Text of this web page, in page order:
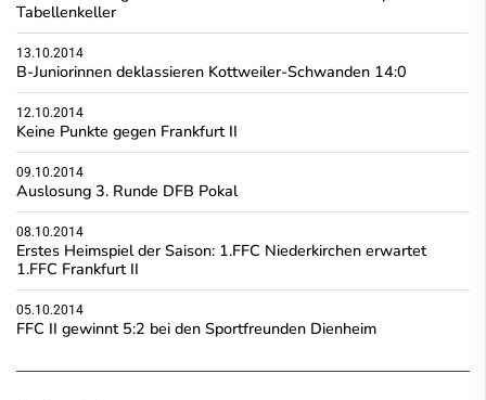
Tabellenkeller
13.10.2014
B-Juniorinnen deklassieren Kottweiler-Schwanden 14:0
12.10.2014
Keine Punkte gegen Frankfurt II
09.10.2014
Auslosung 3. Runde DFB Pokal
08.10.2014
Erstes Heimspiel der Saison: 1.FFC Niederkirchen erwartet
1.FFC Frankfurt II
05.10.2014
FFC II gewinnt 5:2 bei den Sportfreunden Dienheim